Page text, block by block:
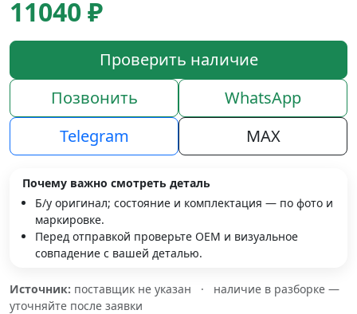
11040 ₽
Проверить наличие
Позвонить
WhatsApp
Telegram
MAX
Почему важно смотреть деталь
Б/у оригинал; состояние и комплектация — по фото и
маркировке.
Перед отправкой проверьте OEM и визуальное
совпадение с вашей деталью.
Источник: поставщик не указан ·
наличие в разборке —
уточняйте после заявки